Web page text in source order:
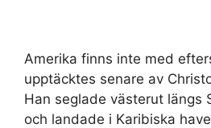
Amerika finns inte med
upptäcktes senare av
Han seglade västerut längs
och landade i Karibiska